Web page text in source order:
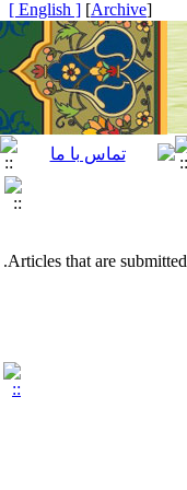
[
Archive
]
[ English ]
Articles that are submitted